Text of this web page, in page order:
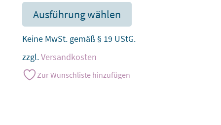
Ausführung wählen
Keine MwSt. gemäß § 19 UStG.
zzgl.Versandkosten
Zur Wunschliste hinzufügen